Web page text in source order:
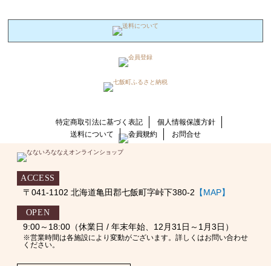
特定商取引法に基づく表記
個人情報保護方針
送料について
会員規約 お問合せ
ACCESS
〒041-1102 北海道亀田郡七飯町字峠下380-2 【MAP】
OPEN
9:00～18:00（休業日 / 年末年始、12月31日～1月3日）
※営業時間は各施設により変動がございます。詳しくはお問い合わせ
ください。